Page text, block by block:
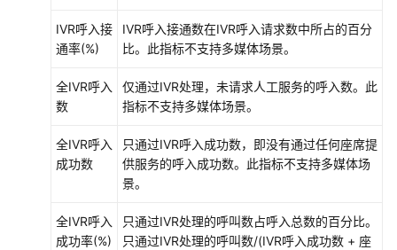
VDN
码
务
IVR
流
IVR呼入接
通率(%)
IVR呼入接通数在IVR呼入请求数中所占的百分
比。此指标不支持多媒体场景。
全IVR呼入
数
仅通过IVR处理，未请求人工服务的呼入数。此
指标不支持多媒体场景。
全IVR呼入
成功数
只通过IVR呼入成功数，即没有通过任何座席提
供服务的呼入成功数。此指标不支持多媒体场
景。
全IVR呼入
成功率(%)
只通过IVR处理的呼叫数占呼入总数的百分比。
只通过IVR处理的呼叫数/(IVR呼入成功数 + 座